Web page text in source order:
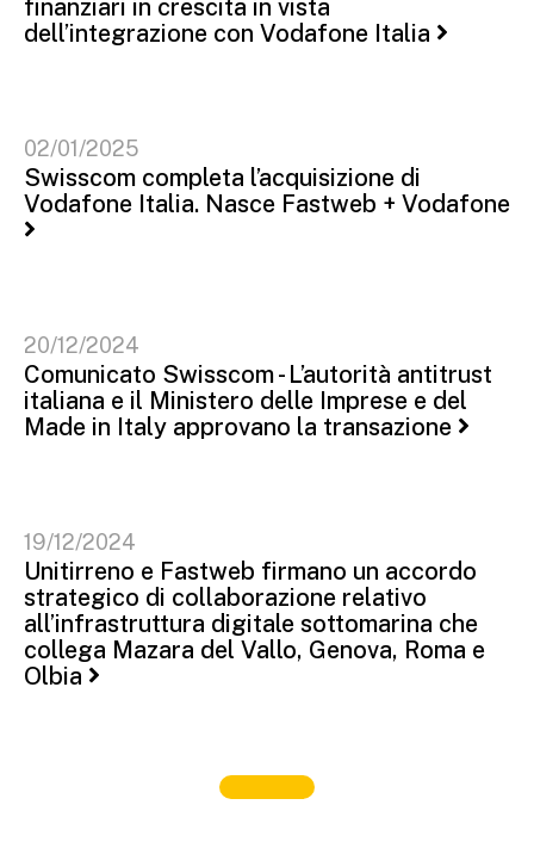
finanziari in crescita in vista
dell’integrazione con Vodafone Italia
02/01/2025
Swisscom completa l’acquisizione di
Vodafone Italia. Nasce Fastweb + Vodafone
20/12/2024
Comunicato Swisscom - L’autorità antitrust
italiana e il Ministero delle Imprese e del
Made in Italy approvano la transazione
19/12/2024
Unitirreno e Fastweb firmano un accordo
strategico di collaborazione relativo
all’infrastruttura digitale sottomarina che
collega Mazara del Vallo, Genova, Roma e
Olbia